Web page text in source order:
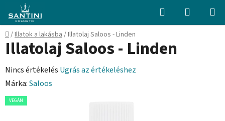
fő
tartalomhoz
Keresés KOSÁR
Kezdőlap
/Illatok a lakásba/Illatolaj Saloos - Linden
Illatolaj Saloos - Linden
A
termék
átlagos
Nincs értékelés Ugrás az értékeléshez
Márka:Saloos
VEGÁN